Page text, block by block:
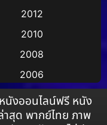
กเรื่องจริง(3)
งจริง(38)
2012
2010
2008
2006
2004
2002
นังออนไลน์ฟรี หนัง
าสุด พากย์ไทย ภาพ